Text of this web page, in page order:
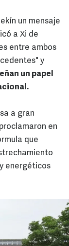
un mensaje
a Xi de
entre ambos
y
un papel
a gran
en
que
energéticos